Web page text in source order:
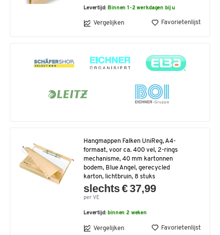
Levertijd: Binnen 1-2 werkdagen bij u
Vergelijken Favorietenlijst
Hangmappen Falken UniReg, A4-
formaat, voor ca. 400 vel, 2-rings
mechanisme, 40 mm kartonnen
bodem, Blue Angel, gerecycled
karton, lichtbruin, 8 stuks
slechts € 37,99
per VE
Levertijd:binnen 2 weken
Vergelijken Favorietenlijst